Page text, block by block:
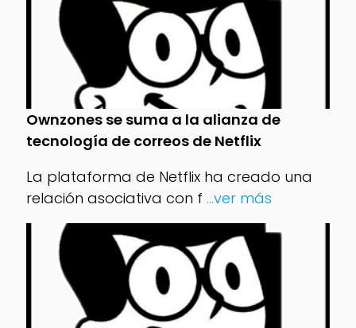
Ownzones se suma a la alianza de
tecnología de correos de Netflix
La plataforma de Netflix ha creado una
relación asociativa con f ...ver más